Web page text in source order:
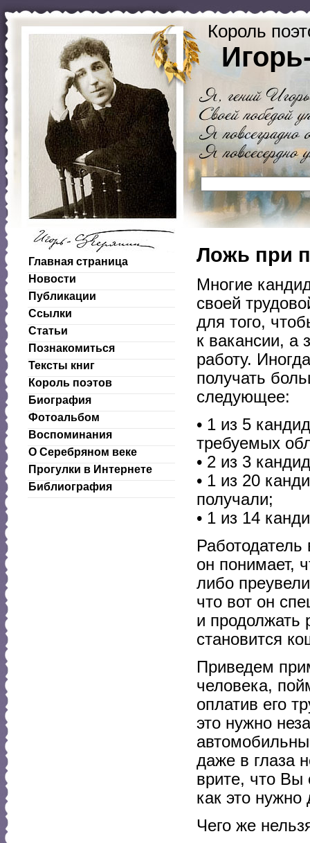
Король
Главная страница
Новости
Публикации
Ссылки
Статьи
Познакомиться
Тексты книг
Король поэтов
Биография
Фотоальбом
Воспоминания
О Серебряном веке
Прогулки в Интернете
Библиография
Ложь при
Многие
своей
для того,
к вакансии, а
работу.
получать
следующее:
• 1 из 5
требуемых
• 2 из 3
• 1 из 20
получали;
• 1 из 14
он понимает,
либо
что вот он
и продолжать
становится
Приведем
человека,
оплатив его
это нужно
даже в глаза
врите, что Вы
как это нужно
Чего же